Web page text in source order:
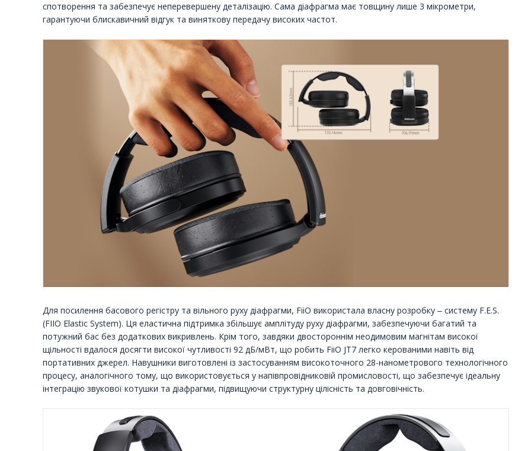
спотворення та забезпечує неперевершену деталізацію. Сама діафрагма має товщину лише 3 мікрометри,
гарантуючи блискавичний відгук та виняткову передачу високих частот.
Для посилення басового регістру та вільного руху діафрагми, FiiO використала власну розробку ‒ систему F.E.S.
(FIIO Elastic System). Ця еластична підтримка збільшує амплітуду руху діафрагми, забезпечуючи багатий та
потужний бас без додаткових викривлень. Крім того, завдяки двостороннім неодимовим магнітам високої
щільності вдалося досягти високої чутливості 92 дБ/мВт, що робить FiiO JT7 легко керованими навіть від
портативних джерел. Навушники виготовлені із застосуванням високоточного 28-нанометрового технологічного
процесу, аналогічного тому, що використовується у напівпровідниковій промисловості, що забезпечує ідеальну
інтеграцію звукової котушки та діафрагми, підвищуючи структурну цілісність та довговічність.